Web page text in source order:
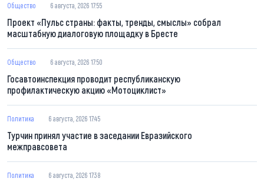
Общество 6 августа, 2026 17:55
Проект «Пульс страны: факты, тренды, смыслы» собрал
масштабную диалоговую площадку в Бресте
Общество 6 августа, 2026 17:50
Госавтоинспекция проводит республиканскую
профилактическую акцию «Мотоциклист»
Политика 6 августа, 2026 17:45
Турчин принял участие в заседании Евразийского
межправсовета
Политика 6 августа, 2026 17:38